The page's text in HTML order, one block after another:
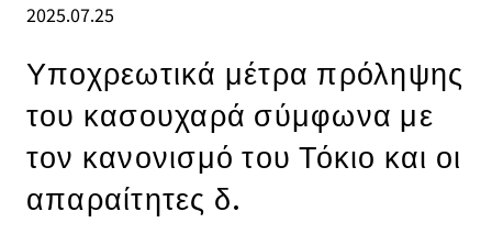
2025.07.25
Υποχρεωτικά μέτρα πρόληψης
του κασουχαρά σύμφωνα με
τον κανονισμό του Τόκιο και οι
απαραίτητες δ.